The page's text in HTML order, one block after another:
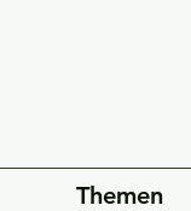
Themen